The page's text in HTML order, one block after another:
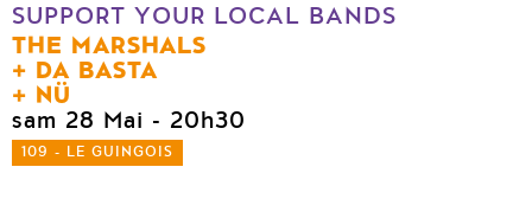
SUPPORT YOUR LOCAL BANDS
THE MARSHALS
DA BASTA
NÜ
sam 28 Mai - 20h30
109 - LE GUINGOIS